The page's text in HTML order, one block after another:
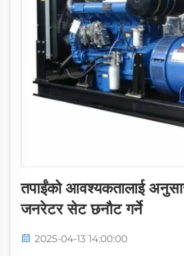
तपाईंको आवश्यकतालाई
जनरेटर सेट छनौट गर्ने
2025-04-13 14:00:00